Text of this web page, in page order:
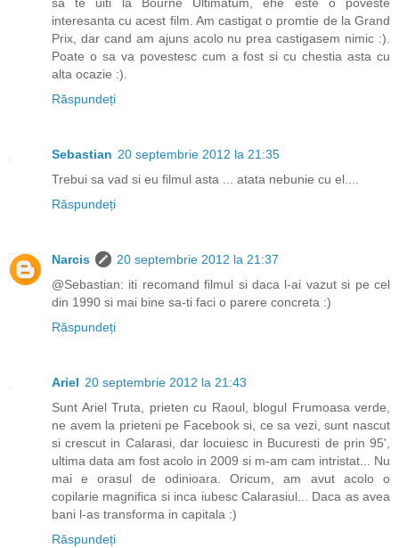
sa te uiti la Bourne Ultimatum, ehe este o poveste
interesanta cu acest film. Am castigat o promtie de la Grand
Prix, dar cand am ajuns acolo nu prea castigasem nimic :).
Poate o sa va povestesc cum a fost si cu chestia asta cu
alta ocazie :).
Răspundeți
Sebastian 20 septembrie 2012 la 21:35
Trebui sa vad si eu filmul asta ... atata nebunie cu el....
Răspundeți
Narcis
20 septembrie 2012 la 21:37
@Sebastian: iti recomand filmul si daca l-ai vazut si pe cel
din 1990 si mai bine sa-ti faci o parere concreta :)
Răspundeți
Ariel 20 septembrie 2012 la 21:43
Sunt Ariel Truta, prieten cu Raoul, blogul Frumoasa verde,
ne avem la prieteni pe Facebook si, ce sa vezi, sunt nascut
si crescut in Calarasi, dar locuiesc in Bucuresti de prin 95',
ultima data am fost acolo in 2009 si m-am cam intristat... Nu
mai e orasul de odinioara. Oricum, am avut acolo o
copilarie magnifica si inca iubesc Calarasiul... Daca as avea
bani l-as transforma in capitala :)
Răspundeți